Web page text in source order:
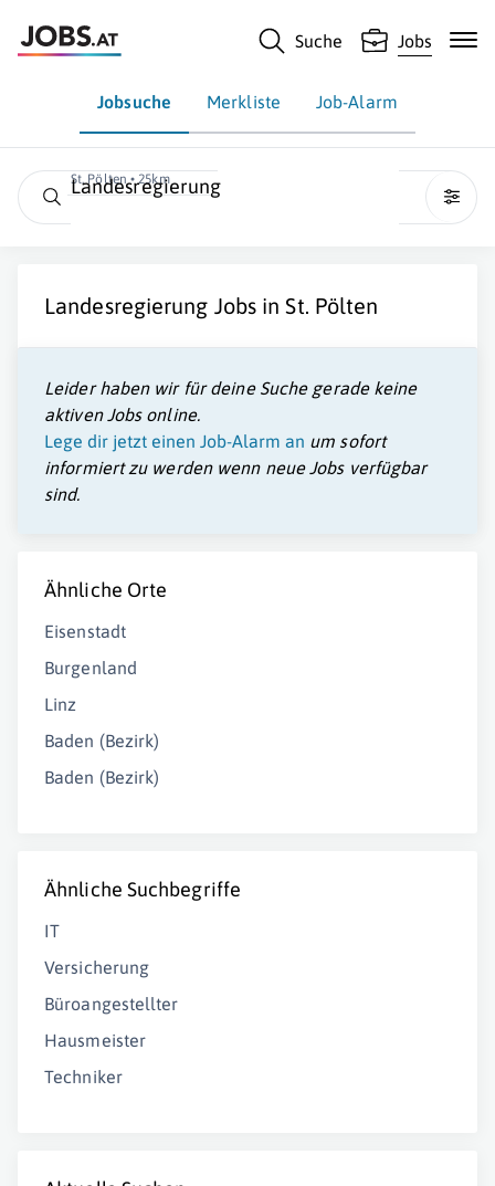
Suche Jobs
Jobsuche Merkliste Job-Alarm
St. Pölten • 25km
Landesregierung
Landesregierung Jobs inSt. Pölten
Leider haben wir für deine Suche gerade keine
aktiven Jobs online.
Lege dir jetzt einen Job-Alarm an um sofort
informiert zu werden wenn neue Jobs verfügbar
sind.
Ähnliche Orte
Eisenstadt
Burgenland
Linz
Baden (Bezirk)
Baden (Bezirk)
Ähnliche Suchbegriffe
IT
Versicherung
Büroangestellter
Hausmeister
Techniker